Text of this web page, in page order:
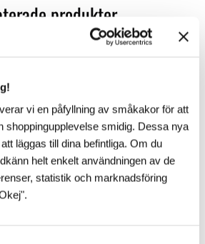
vi en påfyllning av småkakor för att
shoppingupplevelse smidig. Dessa nya
läggas till dina befintliga. Om du
helt enkelt användningen av de
statistik och marknadsföring
produkter
NYHET - 2024!
INFO
Falsterbo Ø600 mm
:-